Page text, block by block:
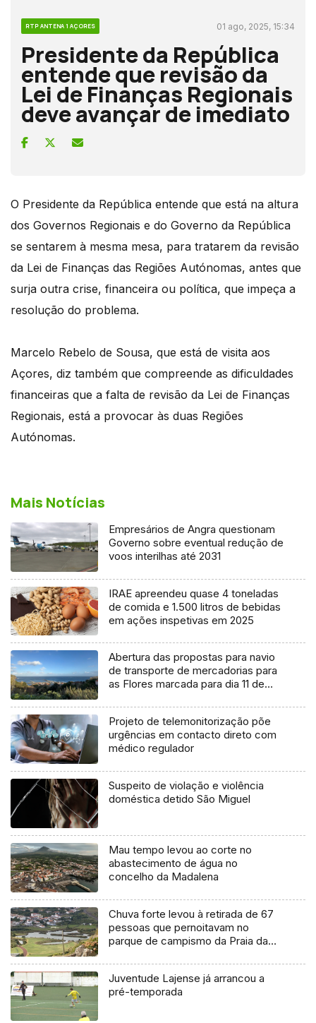
RTP ANTENA 1 AÇORES 01 ago, 2025, 15:34
Presidente da República
entende que revisão da
Lei de Finanças Regionais
deve avançar de imediato
O Presidente da República entende que está na altura
dos Governos Regionais e do Governo da República
se sentarem à mesma mesa, para tratarem da revisão
da Lei de Finanças das Regiões Autónomas, antes que
surja outra crise, financeira ou política, que impeça a
resolução do problema.
Marcelo Rebelo de Sousa, que está de visita aos
Açores, diz também que compreende as dificuldades
financeiras que a falta de revisão da Lei de Finanças
Regionais, está a provocar às duas Regiões
Autónomas.
Mais Notícias
Empresários de Angra questionam
Governo sobre eventual redução de
voos interilhas até 2031
IRAE apreendeu quase 4 toneladas
de comida e 1.500 litros de bebidas
em ações inspetivas em 2025
Abertura das propostas para navio
de transporte de mercadorias para
as Flores marcada para dia 11 de
Projeto de telemonitorização põe
urgências em contacto direto com
médico regulador
Suspeito de violação e violência
doméstica detido São Miguel
Mau tempo levou ao corte no
abastecimento de água no
concelho da Madalena
Chuva forte levou à retirada de 67
pessoas que pernoitavam no
parque de campismo da Praia da
Juventude Lajense já arrancou a
pré-temporada